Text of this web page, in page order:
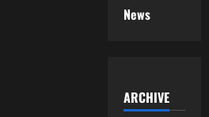
News
ARCHIVE